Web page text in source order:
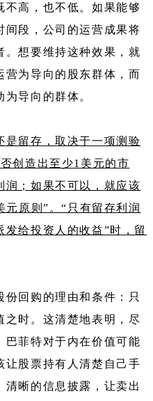
高，也不低。如果能够
间段，公司的运营成果将
。想要维持这种效果，就
营为导向的股东群体，而
导向的群体。
是留存，取决于一项测验
创造出至少1美元的市
润；如果不可以，就应该
原则”。“只有留存利润
给投资人的收益”时，留
份回购的理由和条件：只
之时。这清楚地表明，尽
巴菲特对于内在价值可能
让股票持有人清楚自己手
晰的信息披露，让卖出